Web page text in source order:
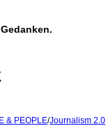
& PEOPLE/Journalism 2.0